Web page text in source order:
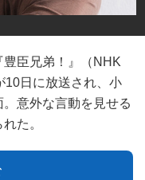
臣兄弟！』（NHK
10日に放送され、小
意外な言動を見せる
た。